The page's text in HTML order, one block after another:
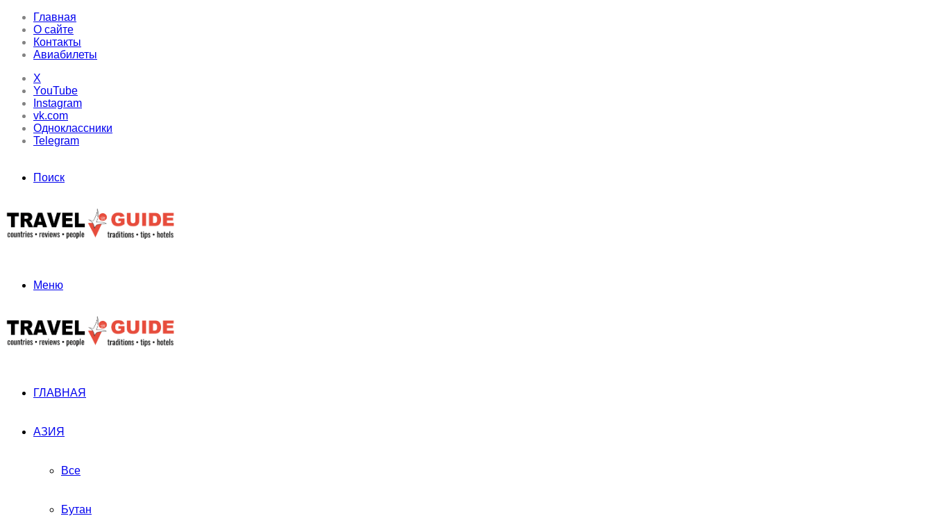
Главная
О сайте
Контакты
Авиабилеты
X
YouTube
Instagram
vk.com
Одноклассники
Telegram
Поиск
Меню
ГЛАВНАЯ
АЗИЯ
Все
Бутан